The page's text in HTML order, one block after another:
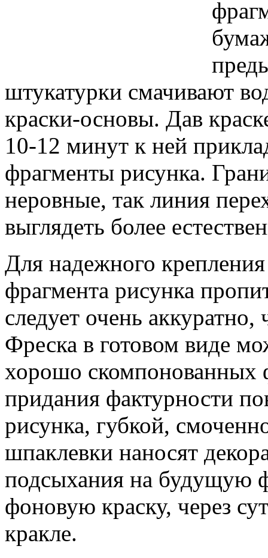
штукатурки смачивают
краски-основы. Дав
10-12 минут к ней
фрагменты рисунка.
неровные, так линия
выглядеть более
Для надежного
фрагмента рисунка
следует очень
Фреска в готовом виде
хорошо скомпонованных
придания фактурности
рисунка, губкой,
шпаклевки наносят
подсыхания на будущую
фоновую краску, через
кракле.